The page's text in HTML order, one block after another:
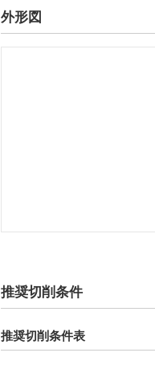
外形図
推奨切削条件
推奨切削条件表